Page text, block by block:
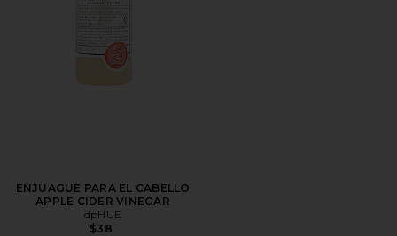
ENJUAGUE PARA EL CABELLO
APPLE CIDER VINEGAR
dpHUE
$38